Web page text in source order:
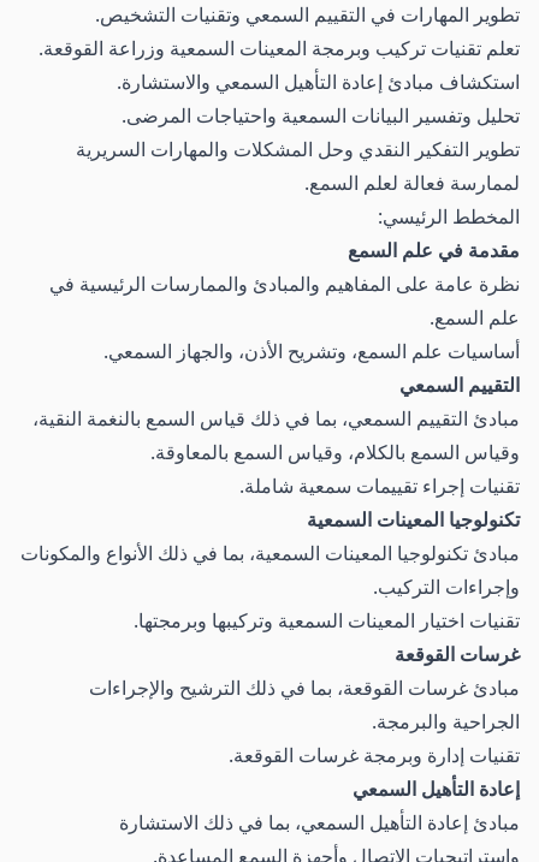
تطوير المهارات في التقييم السمعي وتقنيات التشخيص.
تعلم تقنيات تركيب وبرمجة المعينات السمعية وزراعة القوقعة.
استكشاف مبادئ إعادة التأهيل السمعي والاستشارة.
تحليل وتفسير البيانات السمعية واحتياجات المرضى.
تطوير التفكير النقدي وحل المشكلات والمهارات السريرية
لممارسة فعالة لعلم السمع.
المخطط الرئيسي:
مقدمة في علم السمع
نظرة عامة على المفاهيم والمبادئ والممارسات الرئيسية في
علم السمع.
أساسيات علم السمع، وتشريح الأذن، والجهاز السمعي.
التقييم السمعي
مبادئ التقييم السمعي، بما في ذلك قياس السمع بالنغمة النقية،
وقياس السمع بالكلام، وقياس السمع بالمعاوقة.
تقنيات إجراء تقييمات سمعية شاملة.
تكنولوجيا المعينات السمعية
مبادئ تكنولوجيا المعينات السمعية، بما في ذلك الأنواع والمكونات
وإجراءات التركيب.
تقنيات اختيار المعينات السمعية وتركيبها وبرمجتها.
غرسات القوقعة
مبادئ غرسات القوقعة، بما في ذلك الترشيح والإجراءات
الجراحية والبرمجة.
تقنيات إدارة وبرمجة غرسات القوقعة.
إعادة التأهيل السمعي
مبادئ إعادة التأهيل السمعي، بما في ذلك الاستشارة
واستراتيجيات الاتصال وأجهزة السمع المساعدة.